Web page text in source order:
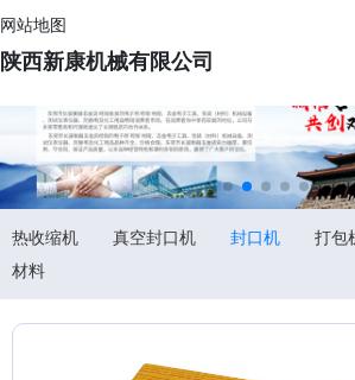
网站地图
陕西新康机械有限公司
热收缩机 真空封口机 封口机 打包
材料